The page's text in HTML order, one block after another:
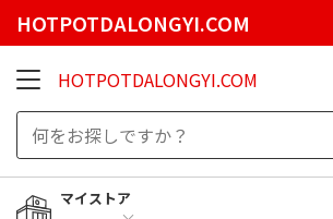
HOTPOTDALONGYI.COM
HOTPOTDALONGYI.COM
マイストア